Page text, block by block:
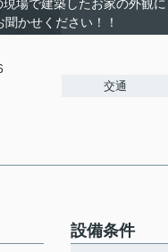
場で建築したお家の外観に
かせください！！
交通
設備条件